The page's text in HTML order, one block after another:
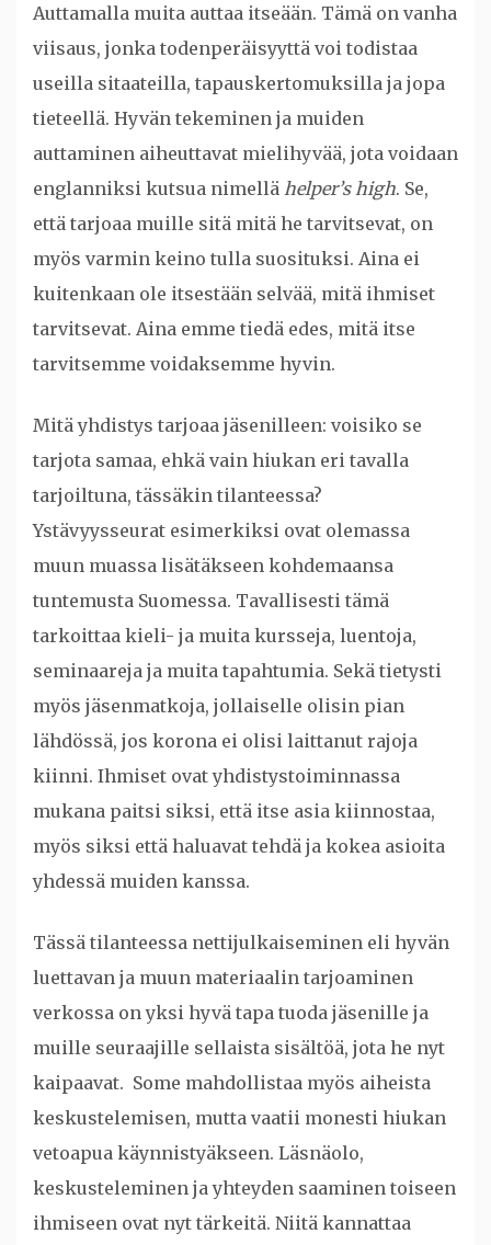
Auttamalla muita auttaa itseään. Tämä on vanha
viisaus, jonka todenperäisyyttä voi todistaa
useilla sitaateilla, tapauskertomuksilla ja jopa
tieteellä. Hyvän tekeminen ja muiden
auttaminen aiheuttavat mielihyvää, jota voidaan
englanniksi kutsua nimellä helper’s high. Se,
että tarjoaa muille sitä mitä he tarvitsevat, on
myös varmin keino tulla suosituksi. Aina ei
kuitenkaan ole itsestään selvää, mitä ihmiset
tarvitsevat. Aina emme tiedä edes, mitä itse
tarvitsemme voidaksemme hyvin.
Mitä yhdistys tarjoaa jäsenilleen: voisiko se
tarjota samaa, ehkä vain hiukan eri tavalla
tarjoiltuna, tässäkin tilanteessa?
Ystävyysseurat esimerkiksi ovat olemassa
muun muassa lisätäkseen kohdemaansa
tuntemusta Suomessa. Tavallisesti tämä
tarkoittaa kieli- ja muita kursseja, luentoja,
seminaareja ja muita tapahtumia. Sekä tietysti
myös jäsenmatkoja, jollaiselle olisin pian
lähdössä, jos korona ei olisi laittanut rajoja
kiinni. Ihmiset ovat yhdistystoiminnassa
mukana paitsi siksi, että itse asia kiinnostaa,
myös siksi että haluavat tehdä ja kokea asioita
yhdessä muiden kanssa.
Tässä tilanteessa nettijulkaiseminen eli hyvän
luettavan ja muun materiaalin tarjoaminen
verkossa on yksi hyvä tapa tuoda jäsenille ja
muille seuraajille sellaista sisältöä, jota he nyt
kaipaavat. Some mahdollistaa myös aiheista
keskustelemisen, mutta vaatii monesti hiukan
vetoapua käynnistyäkseen. Läsnäolo,
keskusteleminen ja yhteyden saaminen toiseen
ihmiseen ovat nyt tärkeitä. Niitä kannattaa